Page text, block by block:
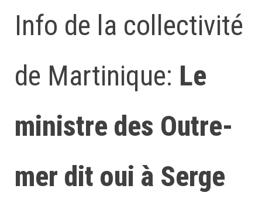
Info de la collectivité
de Martinique: Le
ministre des Outre-
mer dit oui à Serge